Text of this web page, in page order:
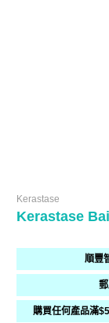
Kerastase
Kerastase
順豐
購買任何產品滿